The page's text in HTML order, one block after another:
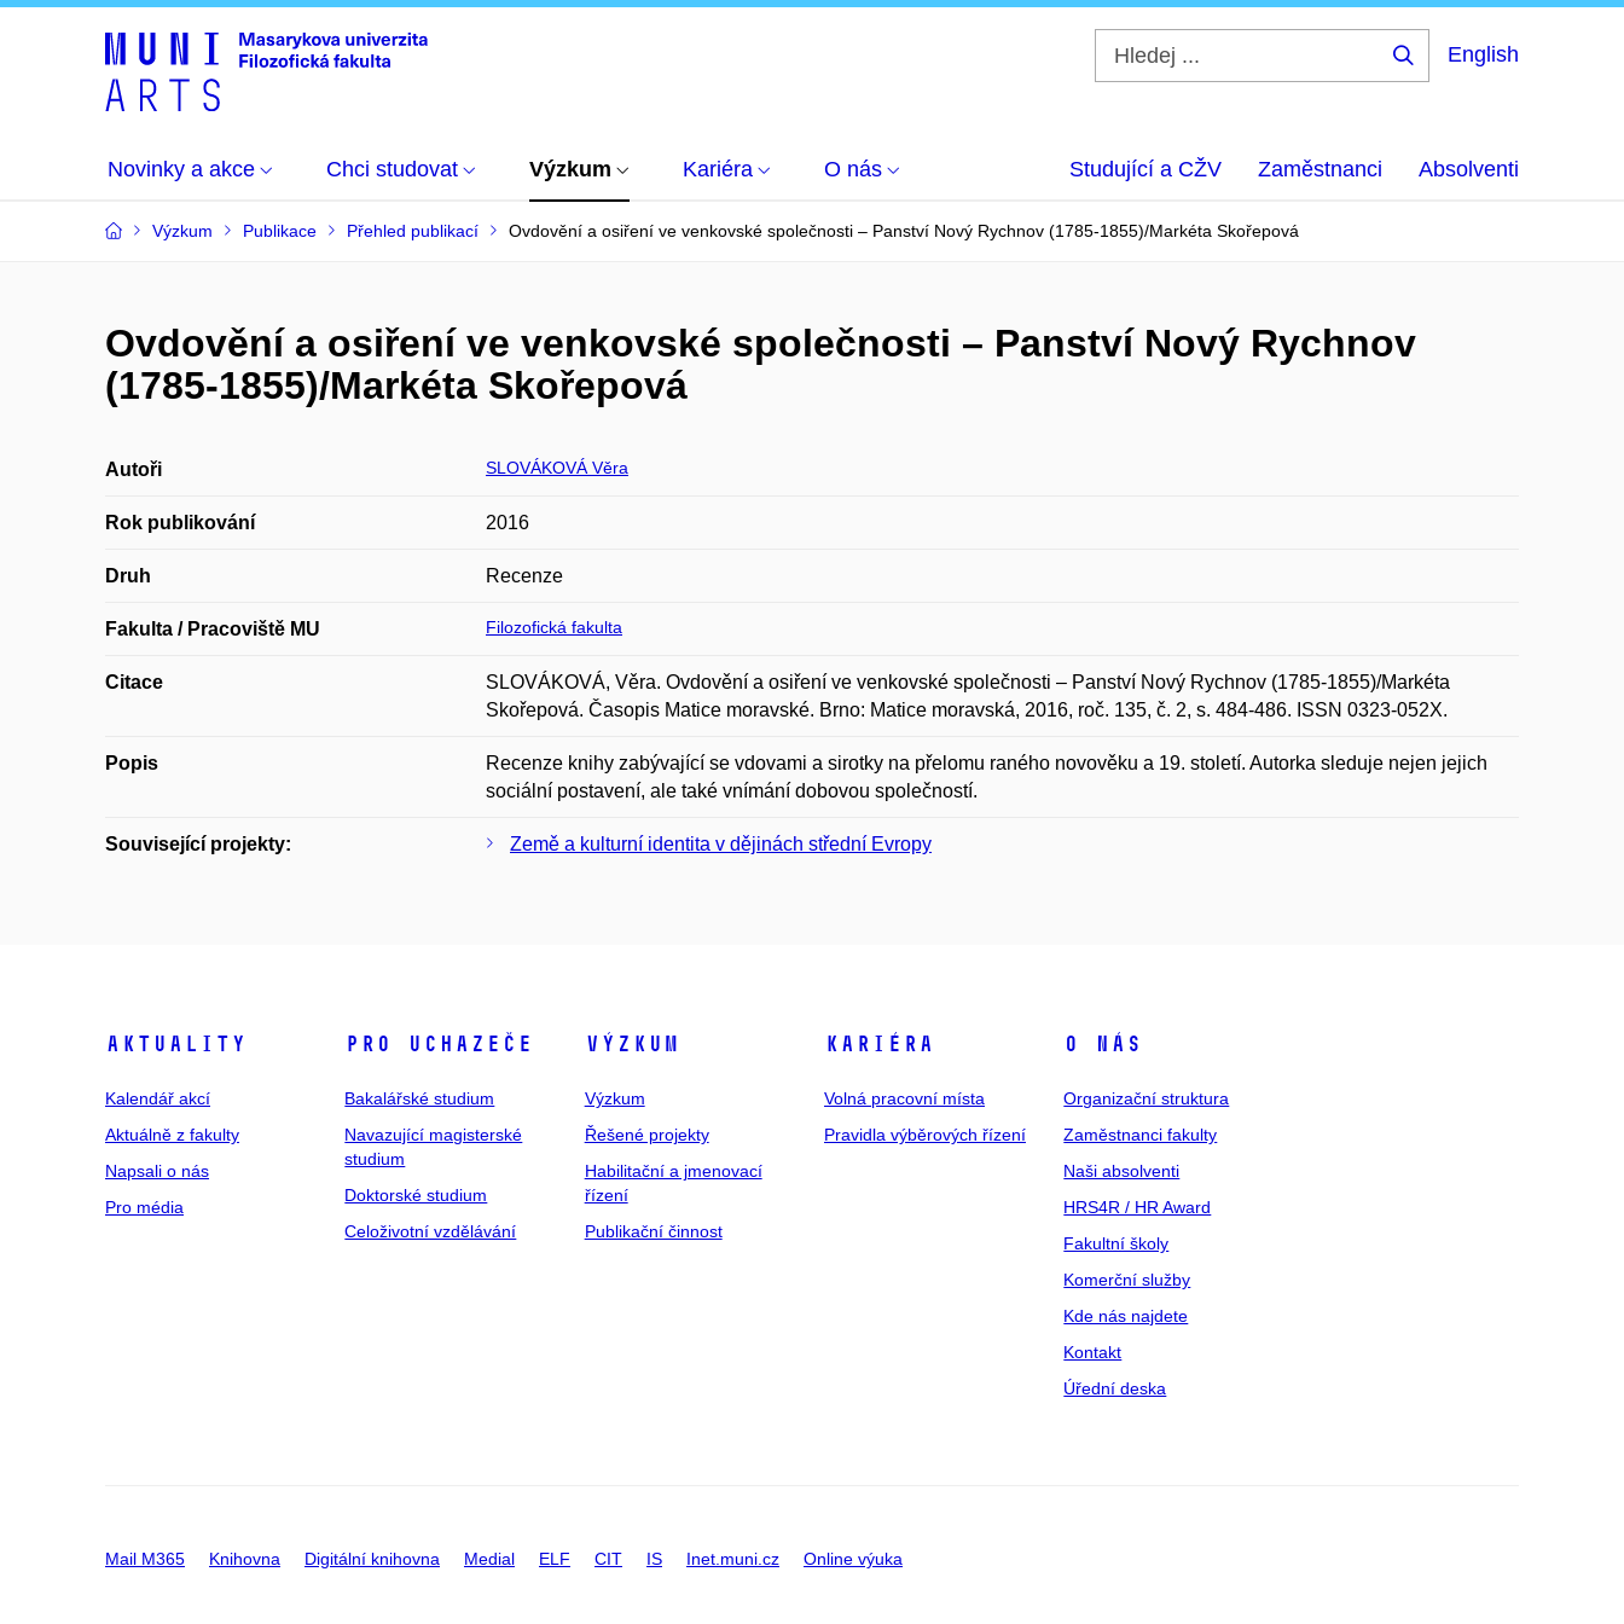
English
Novinky a akce Chci studovat Výzkum Kariéra O nás Studující a CŽV Zaměstnanci Absolventi
Výzkum Publikace Přehled publikací Ovdovění a osiření ve venkovské společnosti – Panství Nový Rychnov (1785-1855)/Markéta Skořepová
Ovdovění a osiření ve venkovské společnosti – Panství Nový Rychnov
(1785-1855)/Markéta Skořepová
Autoři SLOVÁKOVÁ Věra
Rok publikování 2016
Druh Recenze
Fakulta / Pracoviště MU Filozofická fakulta
Citace
SLOVÁKOVÁ, Věra. Ovdovění a osiření ve venkovské společnosti – Panství Nový Rychnov (1785-1855)/Markéta
Skořepová. Časopis Matice moravské. Brno: Matice moravská, 2016, roč. 135, č. 2, s. 484-486. ISSN 0323-052X.
Popis
Recenze knihy zabývající se vdovami a sirotky na přelomu raného novověku a 19. století. Autorka sleduje nejen jejich
sociální postavení, ale také vnímání dobovou společností.
Související projekty: Země a kulturní identita v dějinách střední Evropy
Aktuality
Kalendář akcí
Aktuálně z fakulty
Napsali o nás
Pro média
Pro uchazeče
Bakalářské studium
Navazující magisterské
studium
Doktorské studium
Celoživotní vzdělávání
Výzkum
Výzkum
Řešené projekty
Habilitační a jmenovací
řízení
Publikační činnost
Kariéra
Volná pracovní místa
Pravidla výběrových řízení
O nás
Organizační struktura
Zaměstnanci fakulty
Naši absolventi
HRS4R / HR Award
Fakultní školy
Komerční služby
Kde nás najdete
Kontakt
Úřední deska
Mail M365 Knihovna Digitální knihovna Medial ELF CIT IS Inet.muni.cz Online výuka